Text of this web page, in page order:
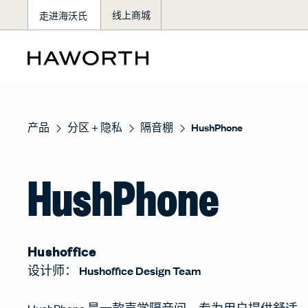
走进海沃氏 线上商城
产品 分区 + 隐私 隔音棚 HushPhone
HushPhone
Hushoffice
设计师： Hushoffice Design Team